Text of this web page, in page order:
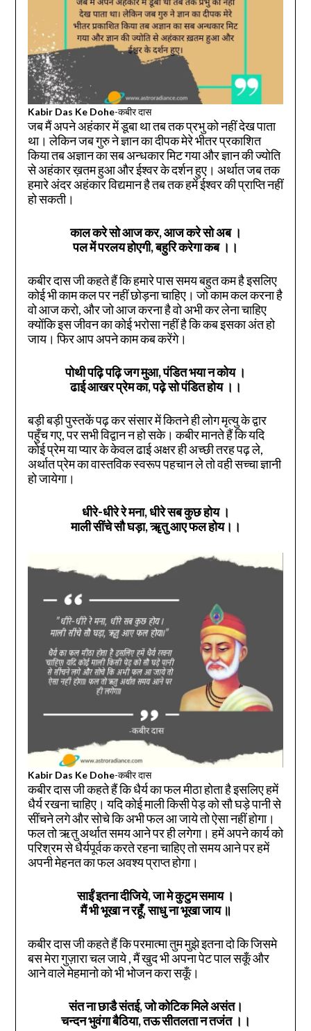
Kabir Das Ke Dohe-कबीर दास
जब मैं अपने अहंकार में डूबा था तब तक प्रभु को नहीं देख पाता
था। लेकिन जब गुरु ने ज्ञान का दीपक मेरे भीतर प्रकाशित
किया तब अज्ञान का सब अन्धकार मिट गया और ज्ञान की ज्योति
से अहंकार ख़तम हुआ और ईश्वर के दर्शन हुए। अर्थात जब तक
हमारे अंदर अहंकार विद्यमान है तब तक हमें ईश्वर की प्राप्ति नहीं
हो सकती।
काल करे सो आज कर, आज करे सो अब ।
पल में परलय होएगी, बहुरि करेगा कब ।।
कबीर दास जी कहते हैं कि हमारे पास समय बहुत कम है इसलिए
कोई भी काम कल पर नहीं छोड़ना चाहिए। जो काम कल करना है
वो आज करो, और जो आज करना है वो अभी कर लेना चाहिए
क्योंकि इस जीवन का कोई भरोसा नहीं है कि कब इसका अंत हो
जाय। फिर आप अपने काम कब करेंगे।
पोथी पढ़ि पढ़ि जग मुआ, पंडित भया न कोय ।
ढाई आखर प्रेम का, पढ़े सो पंडित होय ।।
बड़ी बड़ी पुस्तकें पढ़ कर संसार में कितने ही लोग मृत्यु के द्वार
पहुँच गए, पर सभी विद्वान न हो सके। कबीर मानते हैं कि यदि
कोई प्रेम या प्यार के केवल ढाई अक्षर ही अच्छी तरह पढ़ ले,
अर्थात प्रेम का वास्तविक स्वरूप पहचान ले तो वही सच्चा ज्ञानी
हो जायेगा।
धीरे-धीरे रे मना, धीरे सब कुछ होय ।
माली सींचे सौ घड़ा, ॠतु आए फल होय।।
Kabir Das Ke Dohe-कबीर दास
कबीर दास जी कहते हैं कि धैर्य का फल मीठा होता है इसलिए हमें
धैर्य रखना चाहिए। यदि कोई माली किसी पेड़ को सौ घड़े पानी से
सींचने लगे और सोचे कि अभी फल आ जाये तो ऐसा नहीं होगा।
फल तो ऋतु अर्थात समय आने पर ही लगेगा। हमें अपने कार्य को
परिश्रम से धैर्यपूर्वक करते रहना चाहिए तो समय आने पर हमें
अपनी मेहनत का फल अवश्य प्राप्त होगा।
साईं इतना दीजिये, जा मे कुटुम समाय ।
मैं भी भूखा न रहूँ, साधु ना भूखा जाय ॥
कबीर दास जी कहते हैं कि परमात्मा तुम मुझे इतना दो कि जिसमे
बस मेरा गुज़ारा चल जाये , मैं खुद भी अपना पेट पाल सकूँ और
आने वाले मेहमानो को भी भोजन करा सकूँ।
संत ना छाडै संतई, जो कोटिक मिले असंत।
चन्दन भुवंगा बैठिया, तऊ सीतलता न तजंत ।।